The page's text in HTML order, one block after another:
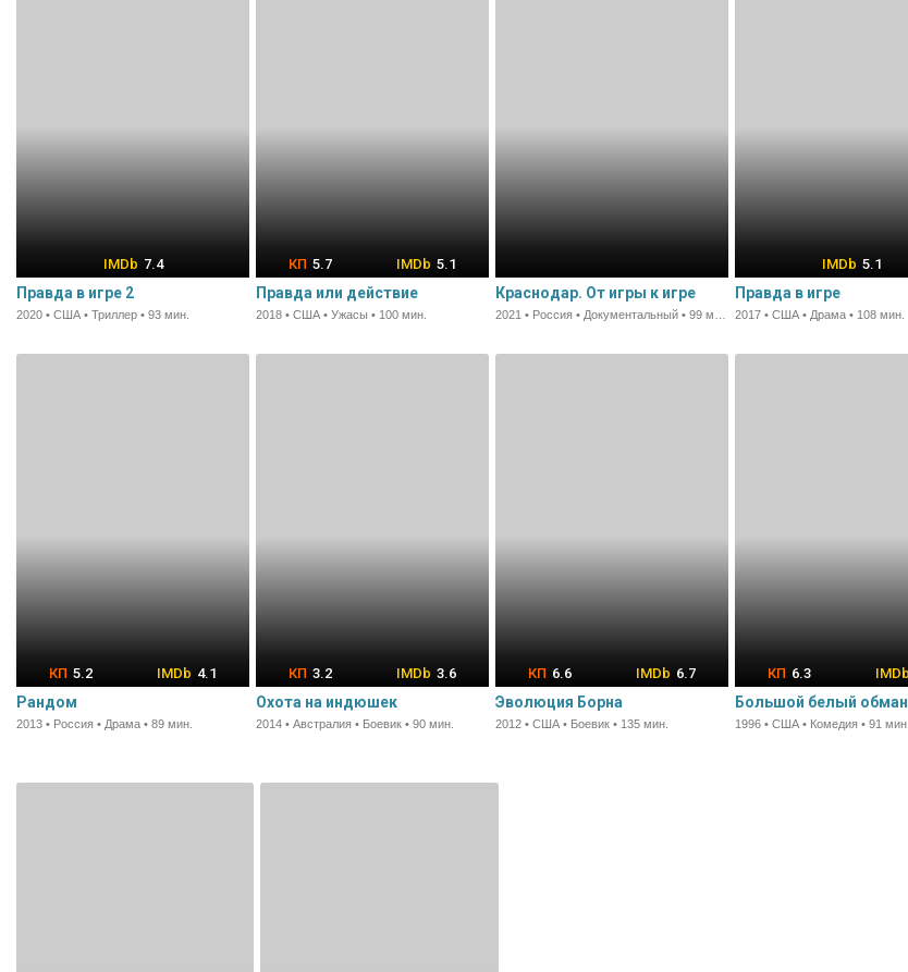
7.4
Правда в игре 2
2020 • США • Триллер • 93 мин.
5.7 5.1
Правда или действие
2018 • США • Ужасы • 100 мин.
Краснодар. От игры к игре
5.1
Правда в игре
2017 • США • Драма • 108 мин.
5.2 4.1
Рандом
2013 • Россия • Драма • 89 мин.
3.2 3.6
Охота на индюшек
2014 • Австралия • Боевик • 90 мин.
6.6 6.7
Эволюция Борна
2012 • США • Боевик • 135 мин.
6.3
Большой белый обман
1996 • США • Комедия • 91 мин.